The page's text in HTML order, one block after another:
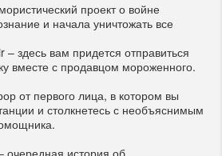
проект о войне
и начала уничтожать все
здесь вам придется отправиться
вместе с продавцом мороженного.
от первого лица, в котором вы
и столкнетесь с необъяснимым
очередная история об